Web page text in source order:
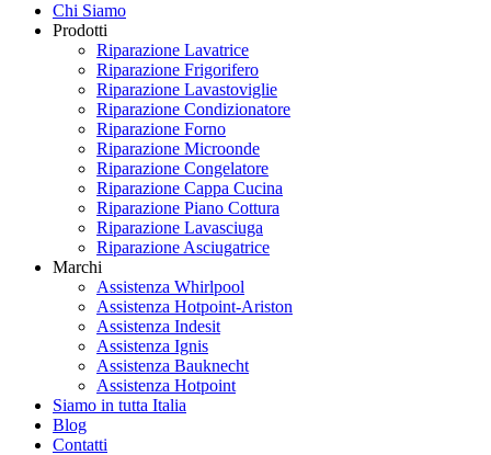
Chi Siamo
Prodotti
Riparazione Lavatrice
Riparazione Frigorifero
Riparazione Lavastoviglie
Riparazione Condizionatore
Riparazione Forno
Riparazione Microonde
Riparazione Congelatore
Riparazione Cappa Cucina
Riparazione Piano Cottura
Riparazione Lavasciuga
Riparazione Asciugatrice
Marchi
Assistenza Whirlpool
Assistenza Hotpoint-Ariston
Assistenza Indesit
Assistenza Ignis
Assistenza Bauknecht
Assistenza Hotpoint
Siamo in tutta Italia
Blog
Contatti